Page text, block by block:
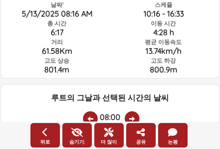
날짜'
5/13/2025 08:16 AM
총 시간
6:17
거리
61.58Km
고도 상승
801.4m
스케쥴
10:16 - 16:33
이동 시간
4:28 h
평균 이동속도
13.74km/h
고도 하강
800.9m
루트의 그날과 선택된 시간의 날씨
08:00
온도 비 평균 습도: 풍속: 풍향:
뒤로 숨기기: 더 많이 공유 논평